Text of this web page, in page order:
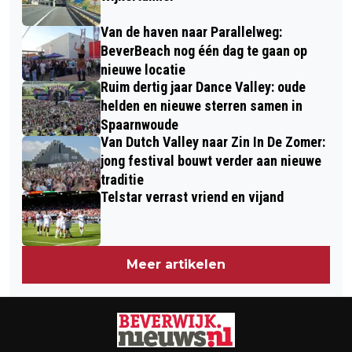
Van de haven naar Parallelweg:
BeverBeach nog één dag te gaan op
nieuwe locatie
Ruim dertig jaar Dance Valley: oude
helden en nieuwe sterren samen in
Spaarnwoude
Van Dutch Valley naar Zin In De Zomer:
jong festival bouwt verder aan nieuwe
traditie
Telstar verrast vriend en vijand
Meer artikelen